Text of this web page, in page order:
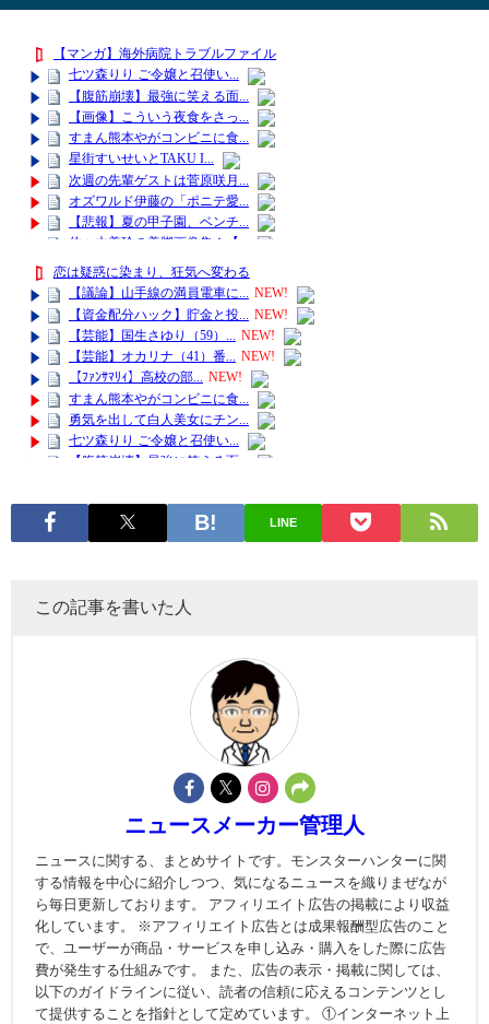
LINE
この記事を書いた人
ニュースメーカー管理人
ニュースに関する、まとめサイトです。モンスターハンターに関
する情報を中心に紹介しつつ、気になるニュースを織りまぜなが
ら毎日更新しております。 アフィリエイト広告の掲載により収益
化しています。 ※アフィリエイト広告とは成果報酬型広告のこと
で、ユーザーが商品・サービスを申し込み・購入をした際に広告
費が発生する仕組みです。 また、広告の表示・掲載に関しては、
以下のガイドラインに従い、読者の信頼に応えるコンテンツとし
て提供することを指針として定めています。 ①インターネット上